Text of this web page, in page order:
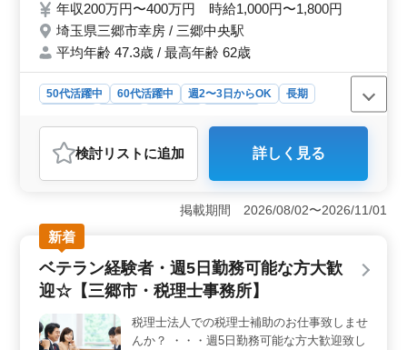
り ＊制服支給 ＊交通費実費支給 ＊夜勤業務
なし 60代活躍中！ 働きやすい環境です。 ま
ずはお気軽にお問い合わせください☆
年収200万円〜400万円 時給1,000円〜1,800円
埼玉県三郷市幸房 / 三郷中央駅
平均年齢 47.3歳 / 最高年齢 62歳
50代活躍中 60代活躍中 週2〜3日からOK
長期
介護福祉士・介護スタッフ
おすすめポイント
＜働きやすさ＞ シフト制度が柔軟で週3日以上の相談が
可能です。夜勤業務がないためメリハリをつけた働き方
ができ、ワークライフバランスが重視されています。さ
らに60代の方も活躍中で多様な年代が活動の場を見つけ
やすい環境です。 ＜給与と福利厚生＞ 年収200万
円〜400万円や時給1,000円〜1,800円といった具体的な給
与条件が提示されています。資格手当や交通費実費支
て働ける環境が整っています。 ＜業務内容＞ 特別
養護老人ホームでの介護業務を担当します。食事介助や
検討リスト に追加 詳しく見る
掲載期間 2026/08/02〜2026/11/01
新着
ベテラン経験者・週5日勤務可能な方大歓
迎☆【三郷市・税理士事務所】
税理士法人での税理士補助のお仕事致しませ
んか？ ・・・週5日勤務可能な方大歓迎致し